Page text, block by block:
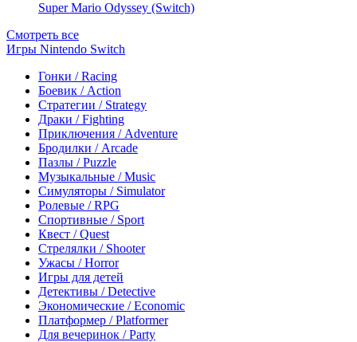
Super Mario Odyssey (Switch)
Смотреть все
Игры Nintendo Switch
Гонки / Racing
Боевик / Action
Стратегии / Strategy
Драки / Fighting
Приключения / Adventure
Бродилки / Arcade
Пазлы / Puzzle
Музыкальные / Music
Симуляторы / Simulator
Ролевые / RPG
Спортивные / Sport
Квест / Quest
Стрелялки / Shooter
Ужасы / Horror
Игры для детей
Детективы / Detective
Экономические / Economic
Платформер / Platformer
Для вечеринок / Party